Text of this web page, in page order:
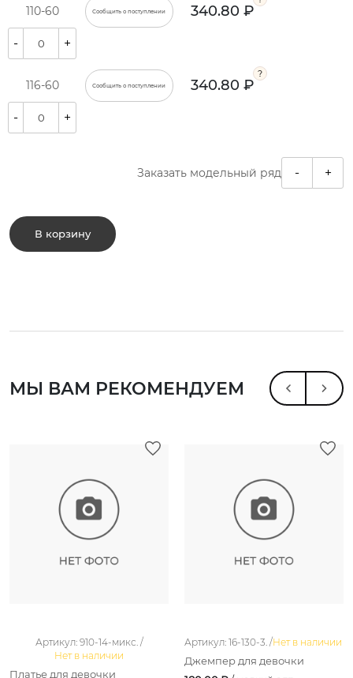
110-60 Сообщить о поступлении 340.80 ₽
- +
116-60 Сообщить о поступлении 340.80 ₽
- +
Заказать модельный ряд - +
В корзину
МЫ ВАМ РЕКОМЕНДУЕМ
Артикул: 910-14-микс. /
Нет в наличии
Платье для девочки
Артикул: 16-130-3. /Нет в наличии
Джемпер для девочки